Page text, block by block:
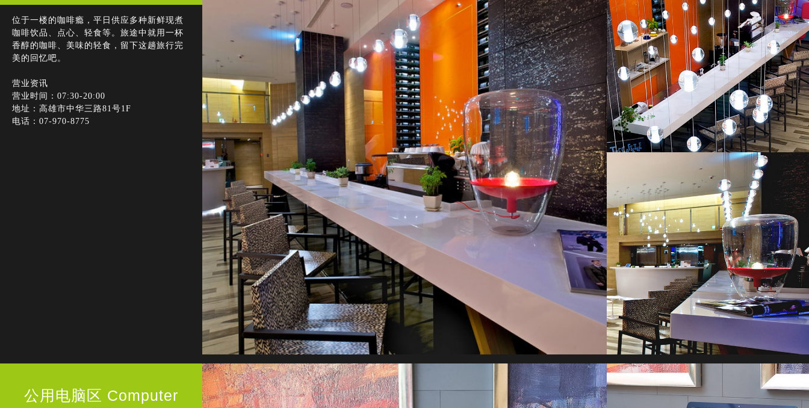
位于一楼的咖啡瘾，平日供应多种新鲜现煮
咖啡饮品、点心、轻食等。旅途中就用一杯
香醇的咖啡、美味的轻食，留下这趟旅行完
美的回忆吧。
营业资讯
营业时间：07:30-20:00
地址：高雄市中华三路81号1F
电话：07-970-8775
公用电脑区 Computer